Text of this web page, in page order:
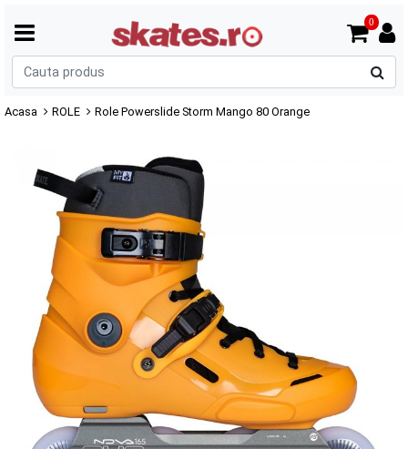
0
Acasa ROLE Role Powerslide Storm Mango 80 Orange